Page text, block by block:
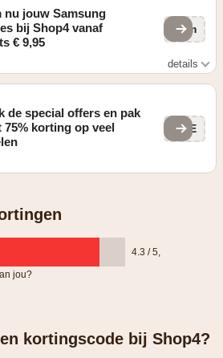
nu jouw Samsung
bij Shop4 vanaf
€ 9,95
eom
details
de special offers en pak
75% korting op veel
x8E
4.3 / 5
jou?
kortingscode bij Shop4?